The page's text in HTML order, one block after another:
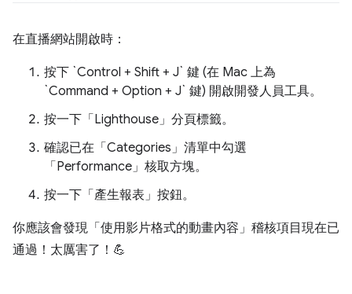
在直播網站開啟時：
按下 `Control + Shift + J` 鍵 (在 Mac 上為
`Command + Option + J` 鍵) 開啟開發人員工具。
按一下「Lighthouse」 分頁標籤。
確認已在「Categories」 清單中勾選
「Performance」 核取方塊。
按一下「產生報表」 按鈕。
你應該會發現「使用影片格式的動畫內容」稽核項目現在已
通過！太厲害了！💪